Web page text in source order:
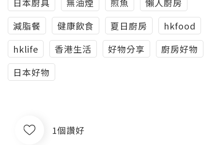
減脂餐
健康飲食 夏日廚房
hkfood
hklife
香港生活 好物分享
廚房好物
日本好物
1個讚好